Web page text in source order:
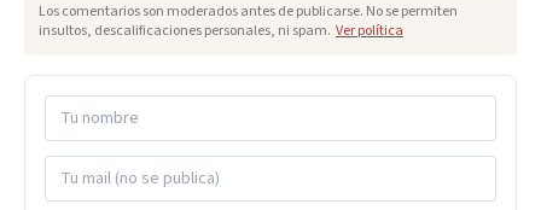
Los comentarios son moderados antes de publicarse. No se permiten
insultos, descalificaciones personales, ni spam. Ver política